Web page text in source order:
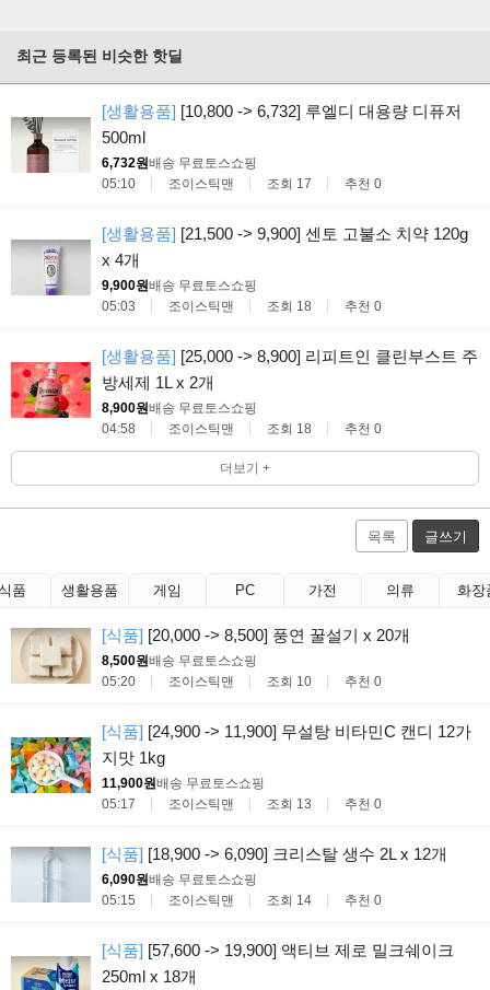
최근 등록된 비슷한 핫딜
[생활용품] [10,800 -> 6,732] 루엘디 대용량 디퓨저
500ml
6,732원배송 무료토스쇼핑
05:10
조이스틱맨 조회 17 추천 0
[생활용품] [21,500 -> 9,900] 센토 고불소 치약 120g
x 4개
9,900원배송 무료토스쇼핑
05:03
조이스틱맨 조회 18 추천 0
[생활용품] [25,000 -> 8,900] 리피트인 클린부스트 주
방세제 1L x 2개
8,900원배송 무료토스쇼핑
04:58
조이스틱맨 조회 18 추천 0
더보기 +
목록 글쓰기
품 생활용품 게임 PC 가전 의류 화장
[식품] [20,000 -> 8,500] 풍연 꿀설기 x 20개
8,500원배송 무료토스쇼핑
05:20
조이스틱맨 조회 10 추천 0
[식품] [24,900 -> 11,900] 무설탕 비타민C 캔디 12가
지맛 1kg
11,900원배송 무료토스쇼핑
05:17
조이스틱맨 조회 13 추천 0
[식품] [18,900 -> 6,090] 크리스탈 생수 2L x 12개
6,090원배송 무료토스쇼핑
05:15
조이스틱맨 조회 14 추천 0
[식품] [57,600 -> 19,900] 액티브 제로 밀크쉐이크
250ml x 18개